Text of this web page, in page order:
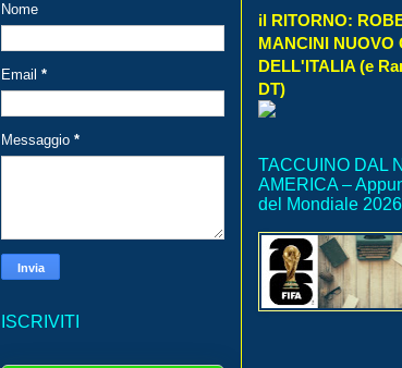
Nome
Email *
Messaggio *
ISCRIVITI
il RITORNO:
MANCINI NUOVO
DELL'ITALIA (e
DT)
TACCUINO DAL
AMERICA –
del Mondiale 2026